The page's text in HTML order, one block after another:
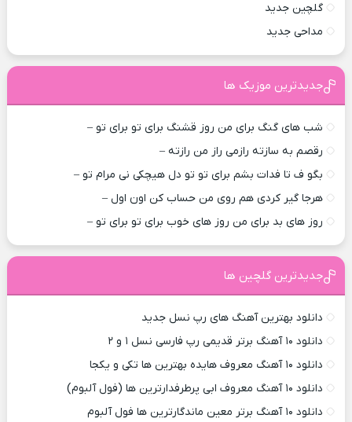
گلچین جدید
مداحی جدید
جدیدترین موزیک ها
شب های گنگ برای من روز قشنگ برای تو برای تو –
رقصم به سازته رازمی راز من رازته –
بگو ف تا فدات بشم برای تو تو دل هیچکی نی مرام تو –
هرجا گیر کردی هم روی من حساب کن اون اول –
روز های بد برای من روز های خوب برای تو برای تو –
جدیدترین گلچین ها
دانلود بهترین آهنگ های رپ نسل جدید
دانلود ۱۰ آهنگ برتر قدیمی رپ فارسی نسل ۱ و ۲
دانلود ۱۰ آهنگ معروف هایده بهترین ها تکی و یکجا
دانلود ۱۰ آهنگ معروف ابی پرطرفدارترین ها (فول آلبوم)
دانلود ۱۰ آهنگ برتر معین ماندگارترین ها فول آلبوم